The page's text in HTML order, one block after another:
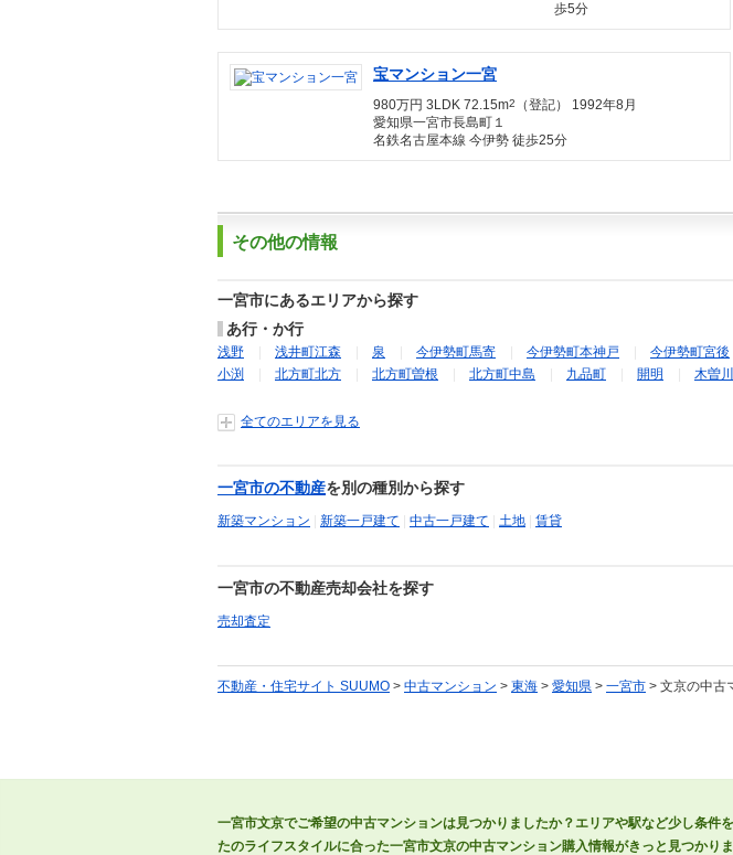
歩5分
宝マンション一宮
980万円 3LDK 72.15m2
（登記） 1992年8月
愛知県一宮市長島町１
名鉄名古屋本線 今伊勢 徒歩25分
その他の情報
一宮市にあるエリアから探す
あ行・か行
浅野 浅井町江森 泉 今伊勢町馬寄 今伊勢町本神戸 今伊勢町宮後
小渕
北方町北方 北方町曽根 北方町中島 九品町 開明 木曽
全てのエリアを見る
一宮市の不動産を別の種別から探す
新築マンション 新築一戸建て 中古一戸建て 土地 賃貸
一宮市の不動産売却会社を探す
売却査定
不動産・住宅サイト SUUMO > 中古マンション > 東海 > 愛知県 > 一宮市 > 文京の中古
一宮市文京でご希望の中古マンションは見つかりましたか？エリアや駅など少し条件
たのライフスタイルに合った一宮市文京の中古マンション購入情報がきっと見つかりま